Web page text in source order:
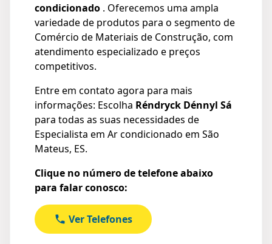
condicionado . Oferecemos uma ampla
variedade de produtos para o segmento de
Comércio de Materiais de Construção, com
atendimento especializado e preços
competitivos.
Entre em contato agora para mais
informações: Escolha Réndryck Dénnyl Sá
para todas as suas necessidades de
Especialista em Ar condicionado em São
Mateus, ES.
Clique no número de telefone abaixo
para falar conosco:
Ver Telefones